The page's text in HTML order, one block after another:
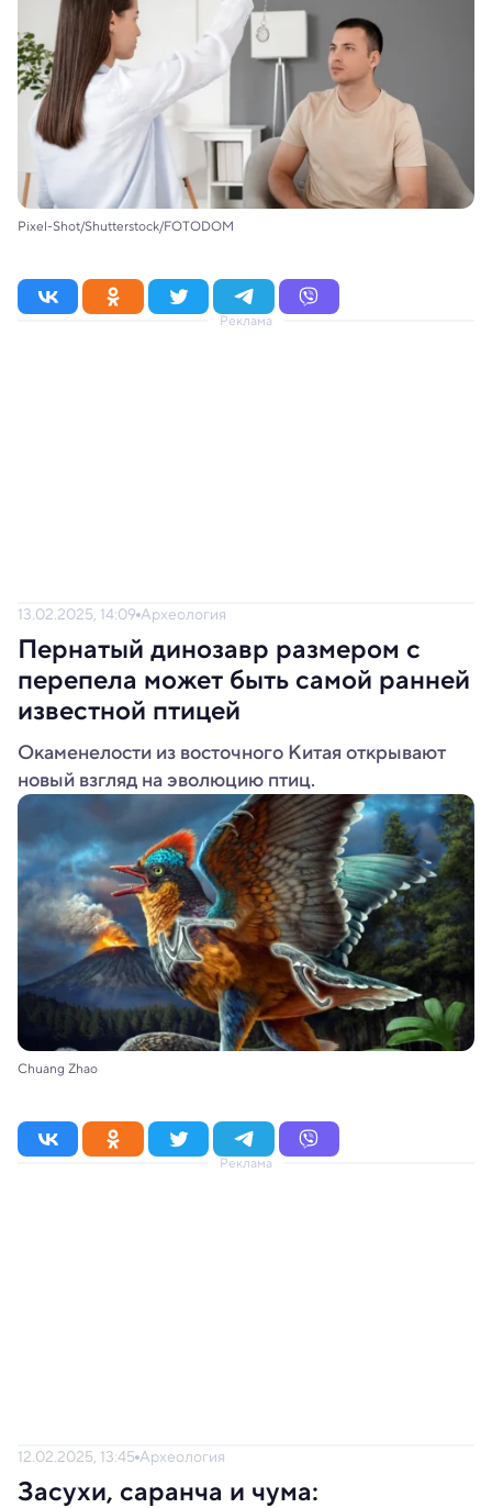
Pixel-Shot/Shutterstock/FOTODOM
Реклама
13.02.2025, 14:09 Археология
Пернатый динозавр размером с
перепела может быть самой ранней
известной птицей
Окаменелости из восточного Китая открывают
новый взгляд на эволюцию птиц.
Chuang Zhao
Реклама
12.02.2025, 13:45 Археология
Засухи, саранча и чума: